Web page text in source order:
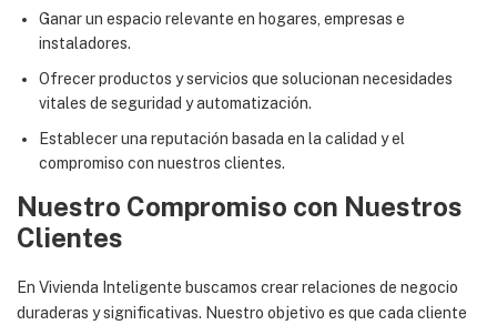
Ganar un espacio relevante en hogares, empresas e
instaladores.
Ofrecer productos y servicios que solucionan necesidades
vitales de seguridad y automatización.
Establecer una reputación basada en la calidad y el
compromiso con nuestros clientes.
Nuestro Compromiso con Nuestros
Clientes
En Vivienda Inteligente buscamos crear relaciones de negocio
duraderas y significativas. Nuestro objetivo es que cada cliente